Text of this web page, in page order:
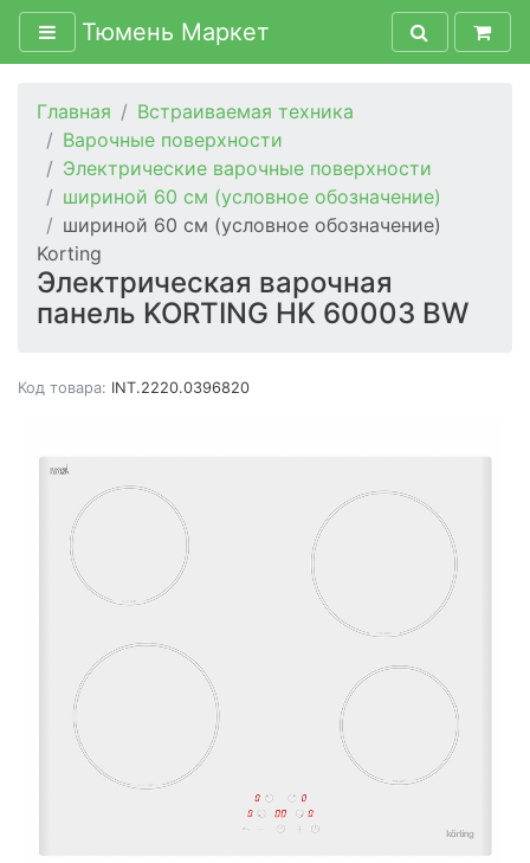
Тюмень Маркет
Главная
Встраиваемая техника
Варочные поверхности
Электрические варочные поверхности
шириной 60 см (условное обозначение)
шириной 60 см (условное обозначение)
Korting
Электрическая варочная
панель KORTING HK 60003 BW
Код товара: INT.2220.0396820